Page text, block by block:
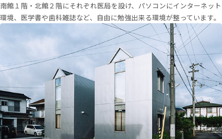
南館１階・北館２階にそれぞれ医局を設け、パソコンにインターネット
環境、医学書や歯科雑誌など、自由に勉強出来る環境が整っています。